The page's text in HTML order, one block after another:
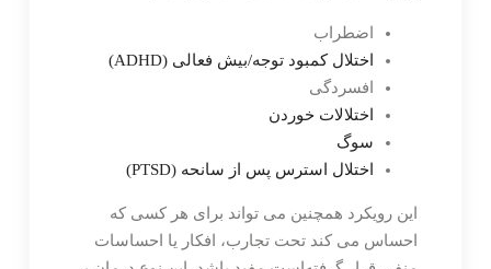
اضطراب
اختلال کمبود توجه/بیش فعالی (ADHD)
افسردگی
اختلالات خوردن
سوگ
اختلال استرس پس از سانحه (PTSD)
این رویکرد همچنین می تواند برای هر کسی که
احساس می کند تحت تجارب، افکار یا احساسات